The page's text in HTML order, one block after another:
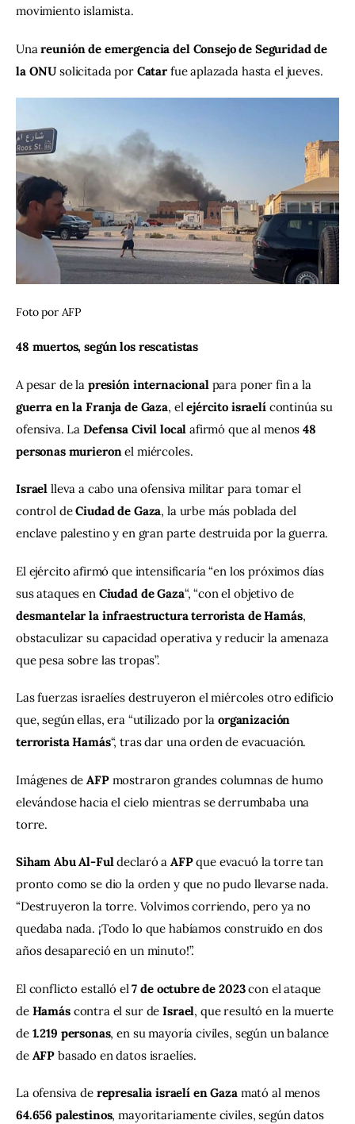
movimiento islamista.
Una reunión de emergencia del Consejo de Seguridad de
la ONU solicitada por Catar fue aplazada hasta el jueves.
Foto por AFP
48 muertos, según los rescatistas
A pesar de la presión internacional para poner fin a la
guerra en la Franja de Gaza, el ejército israelí continúa su
ofensiva. La Defensa Civil local afirmó que al menos 48
personas murieron el miércoles.
Israel lleva a cabo una ofensiva militar para tomar el
control de Ciudad de Gaza, la urbe más poblada del
enclave palestino y en gran parte destruida por la guerra.
El ejército afirmó que intensificaría “en los próximos días
sus ataques en Ciudad de Gaza“, “con el objetivo de
desmantelar la infraestructura terrorista de Hamás,
obstaculizar su capacidad operativa y reducir la amenaza
que pesa sobre las tropas”.
Las fuerzas israelíes destruyeron el miércoles otro edificio
que, según ellas, era “utilizado por la organización
terrorista Hamás“, tras dar una orden de evacuación.
Imágenes de AFP mostraron grandes columnas de humo
elevándose hacia el cielo mientras se derrumbaba una
torre.
Siham Abu Al-Ful declaró a AFP que evacuó la torre tan
pronto como se dio la orden y que no pudo llevarse nada.
“Destruyeron la torre. Volvimos corriendo, pero ya no
quedaba nada. ¡Todo lo que habíamos construido en dos
años desapareció en un minuto!”.
El conflicto estalló el 7 de octubre de 2023 con el ataque
de Hamás contra el sur de Israel, que resultó en la muerte
de 1.219 personas, en su mayoría civiles, según un balance
de AFP basado en datos israelíes.
La ofensiva de represalia israelí en Gaza mató al menos
64.656 palestinos, mayoritariamente civiles, según datos